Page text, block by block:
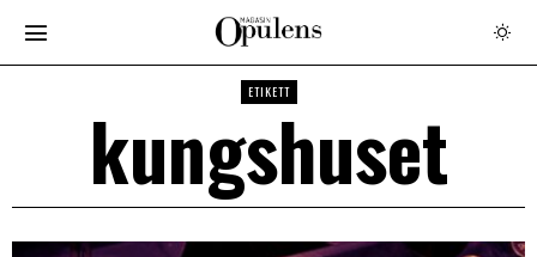
ETIKETT
kungshuset